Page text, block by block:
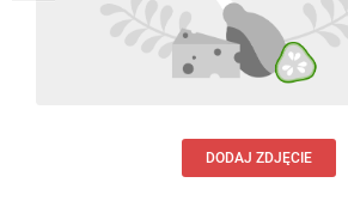
DODAJ ZDJĘCIE